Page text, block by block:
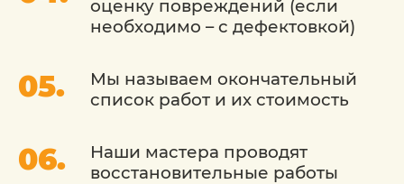
оценку повреждений (если
необходимо – с дефектовкой)
Мы называем окончательный
список работ и их стоимость
Наши мастера проводят
восстановительные работы